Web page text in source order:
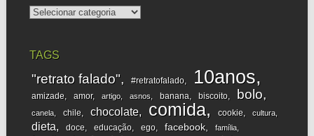
categorias
TAGS
"retrato falado" #retratofalado 10anos
amizade amor artigo asnos banana biscoito bolo
canela chile chocolate comida cookie cultura
dieta doce educação ego facebook família